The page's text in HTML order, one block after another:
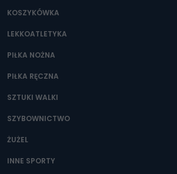
KOSZYKÓWKA
LEKKOATLETYKA
PIŁKA NOŻNA
PIŁKA RĘCZNA
SZTUKI WALKI
SZYBOWNICTWO
ŻUŻEL
INNE SPORTY